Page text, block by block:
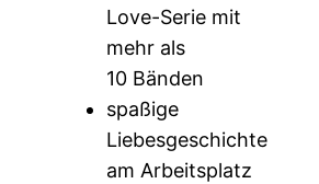
Love-Serie mit
mehr als
10 Bänden
spaßige
Liebesgeschichte
am Arbeitsplatz